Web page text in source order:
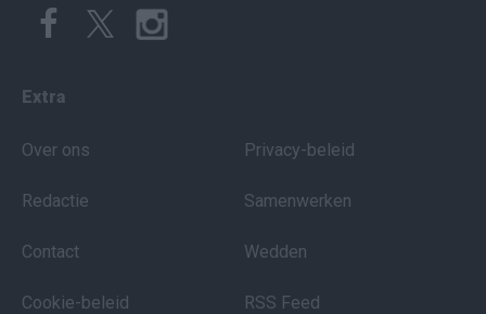
Extra
Over ons
Redactie
Contact
Cookie-beleid
Privacy-beleid
Samenwerken
Wedden
RSS Feed